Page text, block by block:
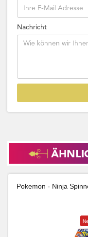
Nachricht
Pokemon - Ninja